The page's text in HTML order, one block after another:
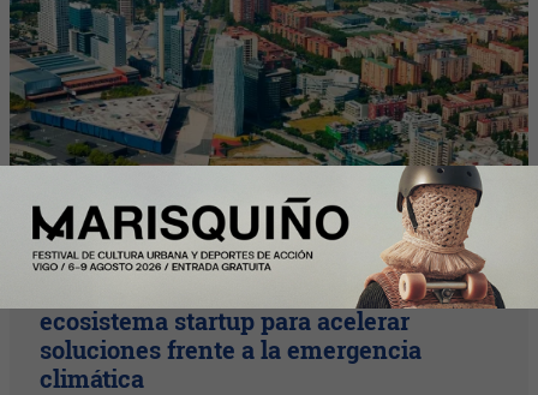
InfoStartUps
Startups por el Clima moviliza al
ecosistema startup para acelerar
soluciones frente a la emergencia
climática